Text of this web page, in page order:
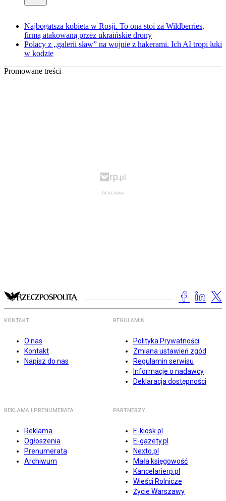
Najbogatsza kobieta w Rosji. To ona stoi za Wildberries,
firmą atakowaną przez ukraińskie drony
Polacy z „galerii sław” na wojnie z hakerami. Ich AI tropi luki
w kodzie
Promowane treści
KONTAKT
O nas
Kontakt
Napisz do nas
REGULAMIN
Polityka Prywatności
Zmiana ustawień zgód
Regulamin serwisu
Informacje o nadawcy
Deklaracja dostępności
REKLAMA I PRENUMERATA
Reklama
Ogłoszenia
Prenumerata
Archiwum
PARTNERZY
E-kiosk.pl
E-gazety.pl
Nexto.pl
Mała księgowość
Kancelarierp.pl
Wieści Rolnicze
Życie Warszawy